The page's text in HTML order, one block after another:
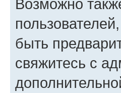
Возможно
быть
свяжитесь с